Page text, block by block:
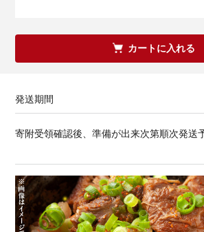
カートに入れる
発送期間
寄附受領確認後、準備が出来次第順次発送